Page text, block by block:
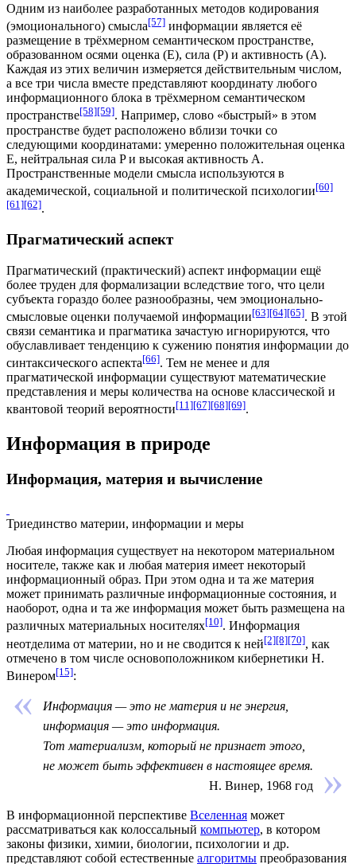
Одним из наиболее разработанных методов кодирования
(эмоционального) смысла[57] информации является её
размещение в трёхмерном семантическом пространстве,
образованном осями оценка (E), сила (P) и активность (A).
Каждая из этих величин измеряется действительным числом,
а все три числа вместе представляют координату любого
информационного блока в трёхмерном семантическом
пространстве[58][59]. Например, слово «быстрый» в этом
пространстве будет расположено вблизи точки со
следующими координатами: умеренно положительная оценка
Е, нейтральная сила P и высокая активность A.
Пространственные модели смысла используются в
академической, социальной и политической психологии[60]
[61][62].
Прагматический аспект
Прагматический (практический) аспект информации ещё
более труден для формализации вследствие того, что цели
субъекта гораздо более разнообразны, чем эмоционально-
смысловые оценки получаемой информации[63][64][65]. В этой
связи семантика и прагматика зачастую игнорируются, что
обуславливает тенденцию к сужению понятия информации до
синтаксического аспекта[66]. Тем не менее и для
прагматической информации существуют математические
представления и меры количества на основе классической и
квантовой теорий вероятности[11][67][68][69].
Информация в природе
Информация, материя и вычисление
Триединство материи, информации и меры
Любая информация существует на некотором материальном
носителе, также как и любая материя имеет некоторый
информационный образ. При этом одна и та же материя
может принимать различные информационные состояния, и
наоборот, одна и та же информация может быть размещена на
различных материальных носителях[10]. Информация
неотделима от материи, но и не сводится к ней[2][8][70], как
отмечено в том числе основоположником кибернетики Н.
Винером[15]:
Информация — это не материя и не энергия,
информация — это информация.
Тот материализм, который не признает этого,
не может быть эффективен в настоящее время.
Н. Винер, 1968 год
В информационной перспективе Вселенная может
рассматриваться как колоссальный компьютер, в котором
законы физики, химии, биологии, психологии и др.
представляют собой естественные алгоритмы преобразования